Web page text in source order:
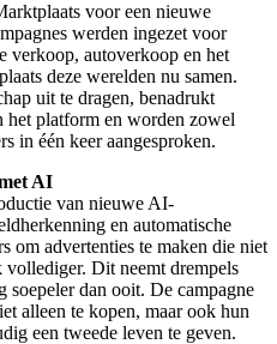
voor een nieuwe
werden ingezet voor
verkoop, autoverkoop en het
deze werelden nu samen.
uit te dragen, benadrukt
platform en worden zowel
in één keer aangesproken.
AI
van nieuwe AI-
en automatische
om advertenties te maken die niet
Dit neemt drempels
soepeler dan ooit. De campagne
alleen te kopen, maar ook hun
een tweede leven te geven.